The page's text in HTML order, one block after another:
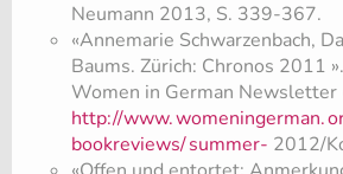
Neumann 2013, S. 339-367.
«Annemarie Schwarzenbach,
Baums. Zürich: Chronos 2011
Women in German Newsletter
http://www.womeningerman.
bookreviews/summer- 2012/